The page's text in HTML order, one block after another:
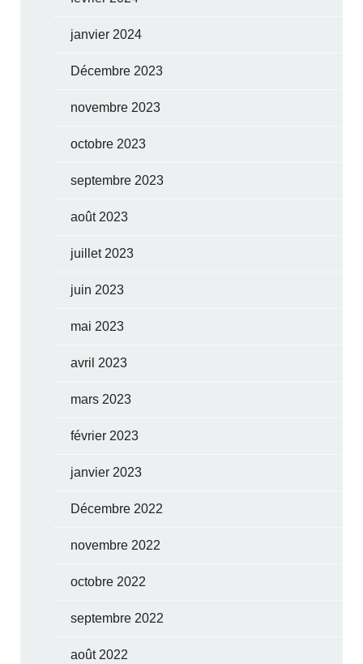
janvier 2024
Décembre 2023
novembre 2023
octobre 2023
septembre 2023
août 2023
juillet 2023
juin 2023
mai 2023
avril 2023
mars 2023
février 2023
janvier 2023
Décembre 2022
novembre 2022
octobre 2022
septembre 2022
août 2022